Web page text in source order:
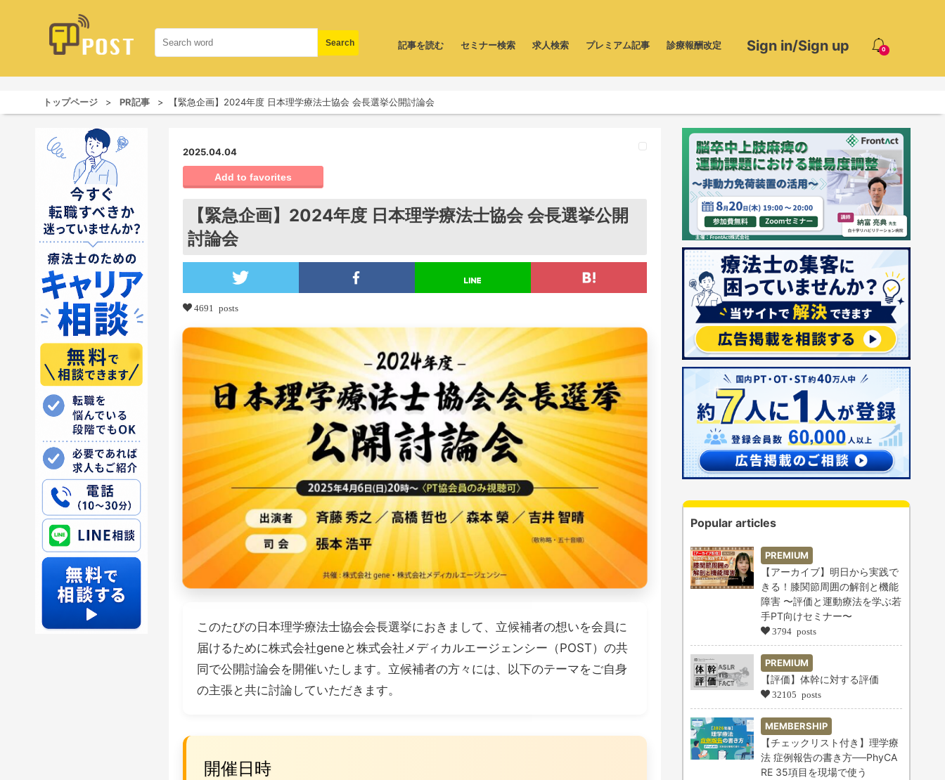
0
Sign in/Sign up
記事を読む セミナー検索 求人検索 プレミアム記事 診療報酬改定
トップページ PR記事 【緊急企画】2024年度 日本理学療法士協会 会長選挙公開討論会
2025.04.04
Add to favorites
【緊急企画】2024年度 日本理学療法士協会 会長選挙公開
討論会
4691 posts
このたびの日本理学療法士協会会長選挙におきまして、立候補者の想いを会員に
届けるために株式会社geneと株式会社メディカルエージェンシー（POST）の共
同で公開討論会を開催いたします。立候補者の方々には、以下のテーマをご自身
の主張と共に討論していただきます。
開催日時
Popular articles
PREMIUM
【アーカイブ】明日から実践で
きる！膝関節周囲の解剖と機能
障害 〜評価と運動療法を学ぶ若
手PT向けセミナー〜
3794 posts
PREMIUM
【評価】体幹に対する評価
32105 posts
MEMBERSHIP
【チェックリスト付き】理学療
法 症例報告の書き方──PhyCA
RE 35項目を現場で使う